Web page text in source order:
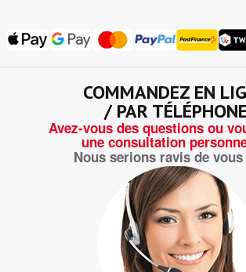
COMMANDEZ EN
/ PAR TÉLÉPHONE
Avez-vous des questions ou
une consultation
Nous serions ravis de